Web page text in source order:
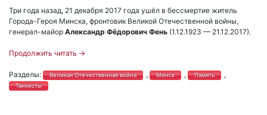
Три года назад, 21 декабря 2017 года ушёл в бессмертие житель
Города-Героя Минска, фронтовик Великой Отечественной войны,
генерал-майор Александр Фёдорович Фень (1.12.1923 — 21.12.2017).
Продолжить читать →
Разделы: Великая Отечественная война , Минск , Память ,
Танкисты